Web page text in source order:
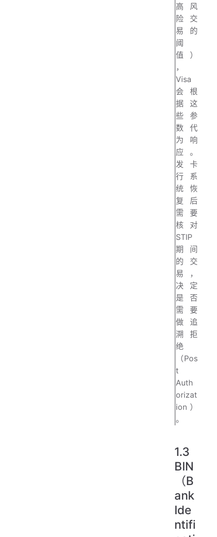
高风
险交
易的
阈
值）
，
Visa
会根
据这
些参
数代
为响
应。
发卡
行系
统恢
复后
需要
核对
STIP
期间
的交
易，
决定
是否
需要
做追
溯拒
绝
（Pos
t
Auth
orizat
ion）
。
1.3
BIN
（B
ank
Ide
ntifi